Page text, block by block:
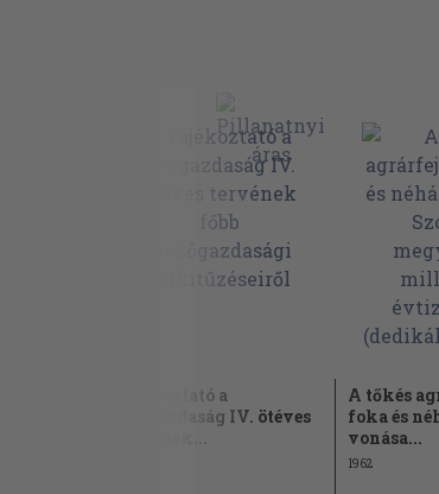
Tájékoztató a
népgazdaság IV. ötéves
A tőkés
foka és
vonása...
1962